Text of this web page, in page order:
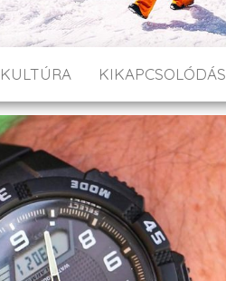
KULTÚRA KIKAPCSOLÓDÁS